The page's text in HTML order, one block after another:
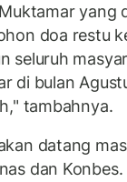
yang
doa restu
seluruh
di bulan
tambahnya.
datang
dan